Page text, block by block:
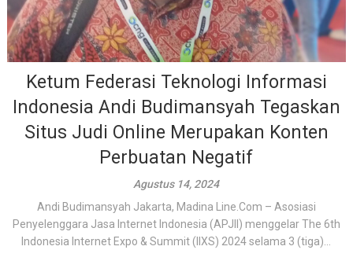
Ketum Federasi Teknologi Informasi
Indonesia Andi Budimansyah Tegaskan
Situs Judi Online Merupakan Konten
Perbuatan Negatif
Agustus 14, 2024
Andi Budimansyah Jakarta, Madina Line.Com – Asosiasi
Penyelenggara Jasa Internet Indonesia (APJII) menggelar The 6th
Indonesia Internet Expo & Summit (IIXS) 2024 selama 3 (tiga)...